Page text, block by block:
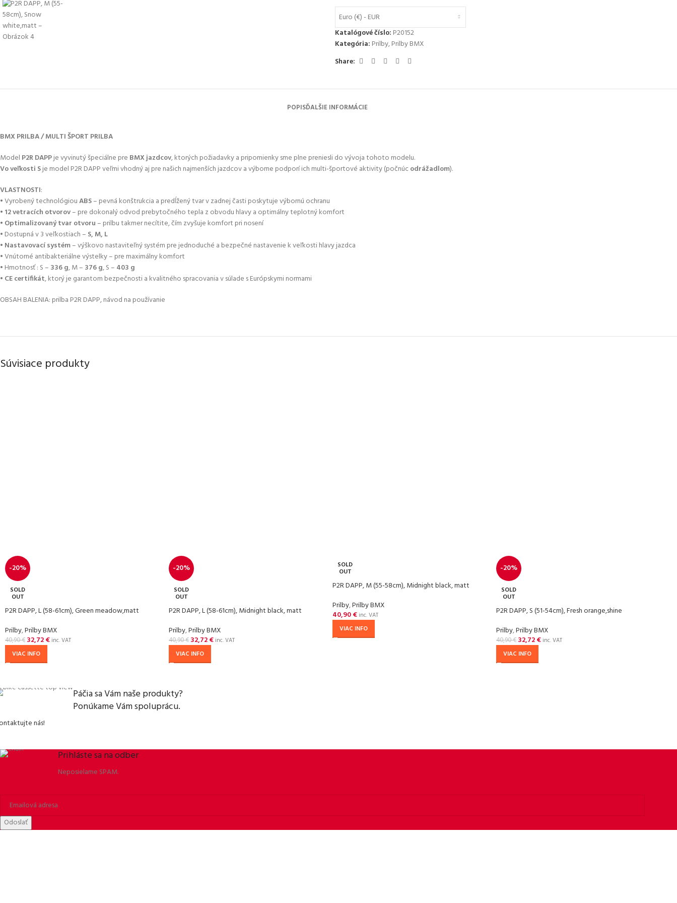
Euro (€) - EUR
Katalógové číslo: P20152
Kategória: Prilby,Prilby BMX
Share:
POPISĎALŠIE INFORMÁCIE
BMX PRILBA / MULTI ŠPORT PRILBA
Model P2R DAPPje vyvinutý špeciálne pre BMX jazdcov, ktorých požiadavky a pripomienky sme plne preniesli do vývoja tohoto modelu.
Vo veľkosti Sje model P2R DAPP veľmi vhodný aj pre našich najmenších jazdcov a výborne podporí ich multi-športové aktivity (počnúcodrážadlom).
VLASTNOSTI:
• Vyrobený technológiouABS– pevná konštrukcia a predĺžený tvar v zadnej časti poskytuje výbornú ochranu
• 12 vetracích otvorov– pre dokonalý odvod prebytočného tepla z obvodu hlavy a optimálny teplotný komfort
• Optimalizovaný tvar otvoru– prilbu takmer necítite, čím zvyšuje komfort pri nosení
• Dostupná v 3 veľkostiach – S, M, L
• Nastavovací systém– výškovo nastaviteľný systém pre jednoduché a bezpečné nastavenie k veľkosti hlavy jazdca
• Vnútorné antibakteriálne výstelky – pre maximálny komfort
• Hmotnosť : S – 336 g, M – 376 g, S – 403 g
• CE certifikát, ktorý je garantom bezpečnosti a kvalitného spracovania v súlade s Európskymi normami
OBSAH BALENIA: prilba P2R DAPP, návod na používanie
Súvisiace produkty
-20%
SOLD
OUT
P2R DAPP, L (58-61cm), Green meadow,matt
Prilby,Prilby BMX
40,90€ 32,72€ inc. VAT
VIAC INFO
-20%
SOLD
OUT
P2R DAPP, L (58-61cm), Midnight black, matt
Prilby,Prilby BMX
40,90€ 32,72€ inc. VAT
VIAC INFO
SOLD
OUT
P2R DAPP, M (55-58cm), Midnight black, matt
Prilby,Prilby BMX
40,90€ inc. VAT
VIAC INFO
-20%
SOLD
OUT
P2R DAPP, S (51-54cm), Fresh orange,shine
Prilby,Prilby BMX
40,90€ 32,72€ inc. VAT
VIAC INFO
Páčia sa Vám naše produkty?
Ponúkame Vám spoluprácu.
nás!
Prihláste sa na odber
Neposielame SPAM.
Odoslať